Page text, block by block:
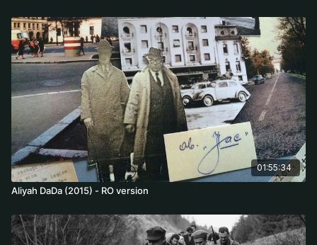
01:55:34
Aliyah DaDa (2015) - RO version